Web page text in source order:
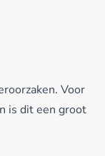
Voor
is dit een groot